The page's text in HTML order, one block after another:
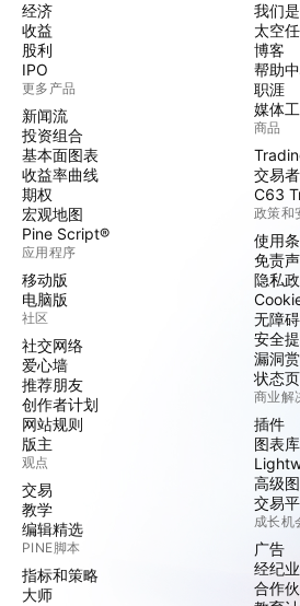
经济
收益
股利
IPO
更多产品
新闻流
投资组合
基本面图表
收益率曲线
期权
宏观地图
Pine Script®
应用程序
移动版
电脑版
社区
社交网络
爱心墙
推荐朋友
创作者计划
网站规则
版主
观点
交易
教学
编辑精选
PINE脚本
指标和策略
大师
我们
太空
博客
帮助
职涯
媒体
商品
交易
C63
政策和
使用
免责
隐私
无障
安全
漏洞
状态
商业解
插件
图表库
高级
交易
成长机
广告
经纪
合作